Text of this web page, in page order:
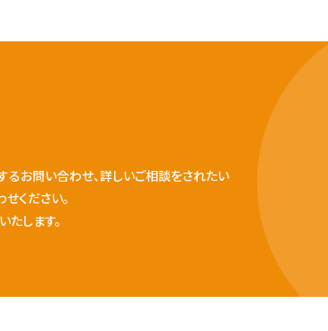
るお問い合わせ、詳しいご相談をされたい
ください。
します。